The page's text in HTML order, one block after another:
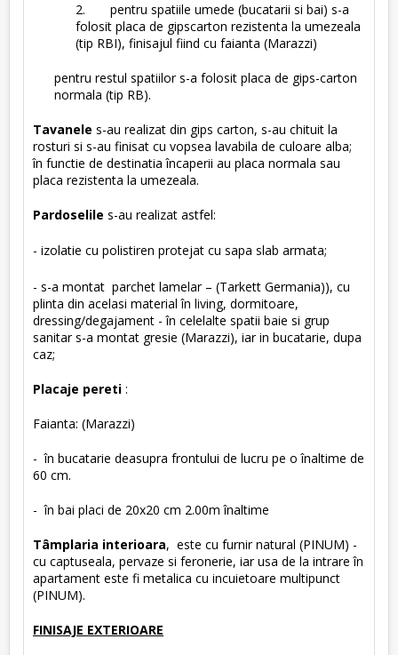
2. pentru spatiile umede (bucatarii si bai) s-a
folosit placa de gipscarton rezistenta la umezeala
(tip RBI), finisajul fiind cu faianta (Marazzi)
pentru restul spatiilor s-a folosit placa de gips-carton
normala (tip RB).
Tavanele s-au realizat din gips carton, s-au chituit la
rosturi si s-au finisat cu vopsea lavabila de culoare alba;
în functie de destinatia încaperii au placa normala sau
placa rezistenta la umezeala.
Pardoselile s-au realizat astfel:
- izolatie cu polistiren protejat cu sapa slab armata;
- s-a montat parchet lamelar – (Tarkett Germania)), cu
plinta din acelasi material în living, dormitoare,
dressing/degajament - în celelalte spatii baie si grup
sanitar s-a montat gresie (Marazzi), iar in bucatarie, dupa
caz;
Placaje pereti :
Faianta: (Marazzi)
- în bucatarie deasupra frontului de lucru pe o înaltime de
60 cm.
- în bai placi de 20x20 cm 2.00m înaltime
Tâmplaria interioara, este cu furnir natural (PINUM) -
cu captuseala, pervaze si feronerie, iar usa de la intrare în
apartament este fi metalica cu incuietoare multipunct
(PINUM).
FINISAJE EXTERIOARE